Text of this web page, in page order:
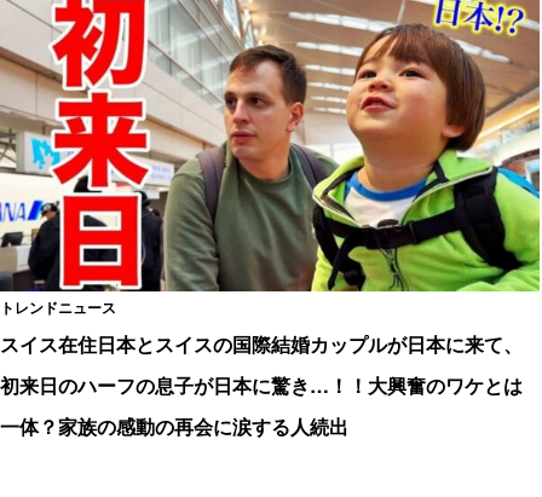
トレンドニュース
スイス在住日本とスイスの国際結婚カップルが日本に来て、
初来日のハーフの息子が日本に驚き…！！大興奮のワケとは
一体？家族の感動の再会に涙する人続出